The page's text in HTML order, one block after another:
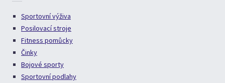
Sportovní výživa
Posilovací stroje
Fitness pomůcky
Činky
Bojové sporty
Sportovní podlahy